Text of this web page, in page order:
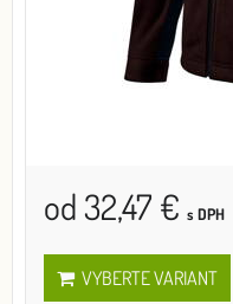
od 32,47 € s DPH
VYBERTE VARIANT